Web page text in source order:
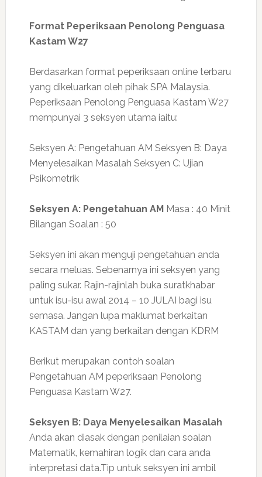
Format Peperiksaan Penolong Penguasa
Kastam W27
Berdasarkan format peperiksaan online terbaru
yang dikeluarkan oleh pihak SPA Malaysia.
Peperiksaan Penolong Penguasa Kastam W27
mempunyai 3 seksyen utama iaitu:
Seksyen A: Pengetahuan AM Seksyen B: Daya
Menyelesaikan Masalah Seksyen C: Ujian
Psikometrik
Seksyen A: Pengetahuan AMMasa : 40 Minit
Bilangan Soalan : 50
Seksyen ini akan menguji pengetahuan anda
secara meluas. Sebenarnya ini seksyen yang
paling sukar. Rajin-rajinlah buka suratkhabar
untuk isu-isu awal 2014 – 10 JULAI bagi isu
semasa. Jangan lupa maklumat berkaitan
KASTAM dan yang berkaitan dengan KDRM
Berikut merupakan contoh soalan
Pengetahuan AM peperiksaan Penolong
Penguasa Kastam W27.
Seksyen B: Daya Menyelesaikan Masalah
Anda akan diasak dengan penilaian soalan
Matematik, kemahiran logik dan cara anda
interpretasi data.Tip untuk seksyen ini ambil